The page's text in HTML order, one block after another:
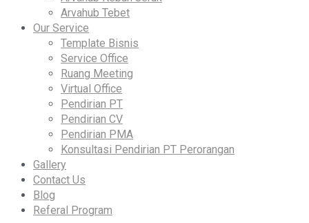
Arvahub Tebet
Our Service
Template Bisnis
Service Office
Ruang Meeting
Virtual Office
Pendirian PT
Pendirian CV
Pendirian PMA
Konsultasi Pendirian PT Perorangan
Gallery
Contact Us
Blog
Referal Program